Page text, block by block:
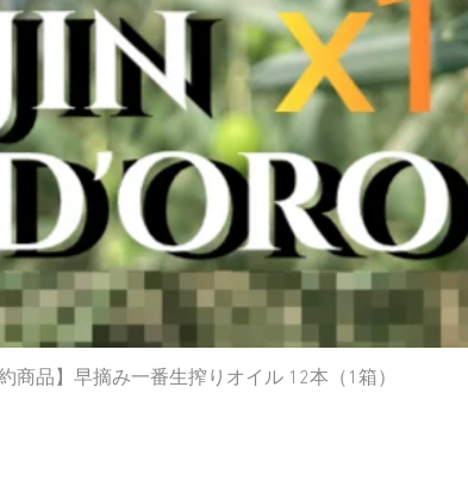
クイックビュー
商品】早摘み一番生搾りオイル 12本（1箱）